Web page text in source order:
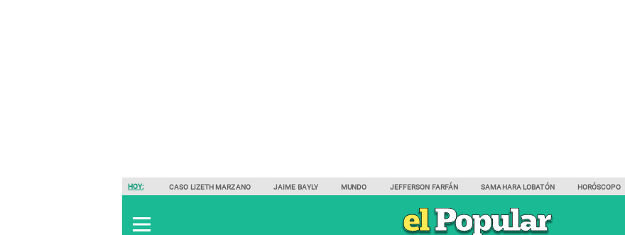
HOY: CASO LIZETH MARZANO JAIME BAYLY MUNDO JEFFERSON FARFÁN SAMAHARA LOBATÓN HORÓSCOPO